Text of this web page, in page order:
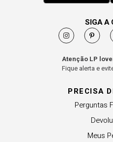
PRECISA
Perguntas
Meus
SIGA A
Atenção LP
Fique alerta e